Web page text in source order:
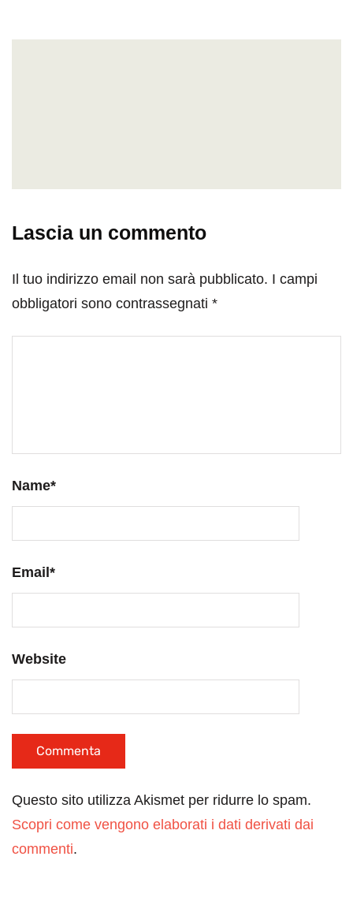
Lascia un commento
Il tuo indirizzo email non sarà pubblicato. I campi
obbligatori sono contrassegnati *
Name*
Email *
Website
Questo sito utilizza Akismet per ridurre lo spam.
Scopri come vengono elaborati i dati derivati dai
commenti.